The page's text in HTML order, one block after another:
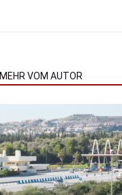
MEHR VOM AUTOR